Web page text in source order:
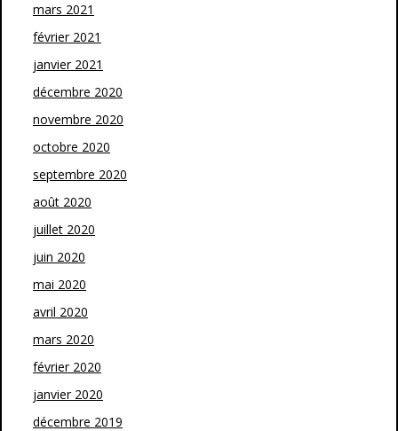
mars 2021
février 2021
janvier 2021
décembre 2020
novembre 2020
octobre 2020
septembre 2020
août 2020
juillet 2020
juin 2020
mai 2020
avril 2020
mars 2020
février 2020
janvier 2020
décembre 2019